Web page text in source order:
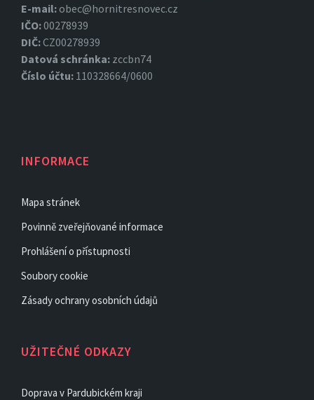
E-mail:obec@hornitresnovec.cz
IČO:00278939
DIČ:CZ00278939
Datová schránka: zccbn74
Číslo účtu: 110328664/0600
INFORMACE
Mapa stránek
Povinně zveřejňované informace
Prohlášení o přístupnosti
Soubory cookie
Zásady ochrany osobních údajů
UŽITEČNÉ ODKAZY
Doprava v Pardubickém kraji